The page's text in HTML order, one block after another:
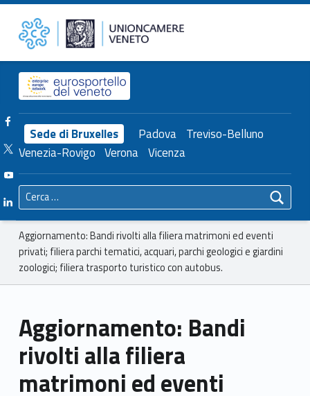
Aggiornamento: Bandi rivolti alla filiera matrimoni ed eventi privati; filiera parchi tematici, acquari, parchi geologici e giardini zoologici; filiera trasporto turistico con autobus. – Unioncamere del Veneto
Unioncamere del Veneto
Header info sidebar
Sede di Bruxelles Padova Treviso-Belluno
Venezia-Rovigo Verona Vicenza
Facebook Unioncamere Veneto
Twitter Unioncamere Veneto
Youtube Unioncamere Veneto
Linkedin Unioncamere Veneto
Ricerca per:
Breadcrumbs navigation
Aggiornamento: Bandi rivolti alla filiera matrimoni ed eventi
privati; filiera parchi tematici, acquari, parchi geologici e giardini
zoologici; filiera trasporto turistico con autobus.
Aggiornamento: Bandi
rivolti alla filiera
matrimoni ed eventi